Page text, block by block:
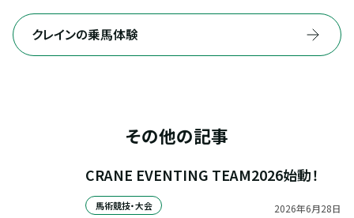
クレインの乗馬体験
その他の記事
CRANE EVENTING TEAM2026始動！
馬術競技・大会 2026年6月28日